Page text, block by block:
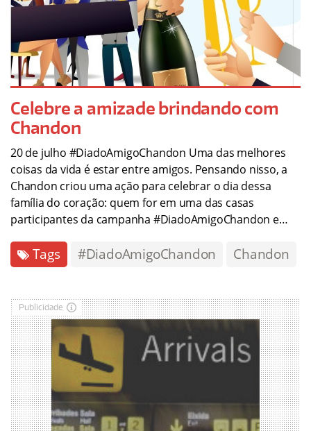
Celebre a amizade brindando com
Chandon
20 de julho #DiadoAmigoChandon Uma das melhores
coisas da vida é estar entre amigos. Pensando nisso, a
Chandon criou uma ação para celebrar o dia dessa
família do coração: quem for em uma das casas
participantes da campanha #DiadoAmigoChandon e…
Tags #DiadoAmigoChandon Chandon
Publicidade